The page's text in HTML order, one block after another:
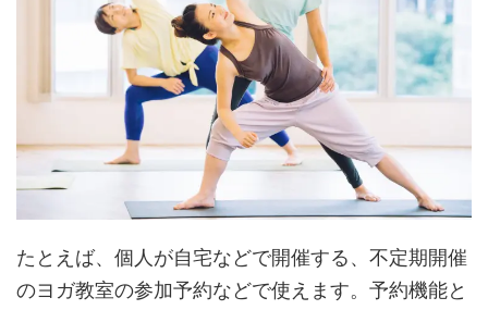
たとえば、個人が自宅などで開催する、不定期開催
のヨガ教室の参加予約などで使えます。予約機能と